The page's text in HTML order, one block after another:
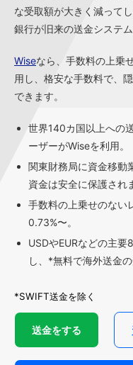
な受取額が大きく減って
銀行が旧来の送金システ
Wiseなら、手数料の上乗
用し、格安な手数料で、
できます。
世界140カ国以上への
ーザーがWiseを利用。
関東財務局に資金移動
資金は安全に保護され
手数料の上乗せのない
0.73%〜。
USDやEURなどの主
し、*無料で海外送金の
*SWIFT送金を除く
送金をする